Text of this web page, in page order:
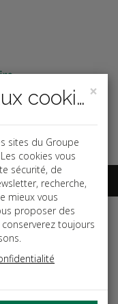
OK×
Politique relative aux cookies
sites du Groupe
cookies vous
sécurité, de
recherche,
mieux vous
proposer des
toujours